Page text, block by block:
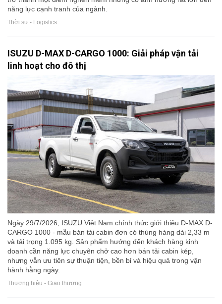
năng lực cạnh tranh của ngành.
Thời sự - Logistics
ISUZU D-MAX D-CARGO 1000: Giải pháp vận tải
linh hoạt cho đô thị
Ngày 29/7/2026, ISUZU Việt Nam chính thức giới thiệu D-MAX D-
CARGO 1000 - mẫu bán tải cabin đơn có thùng hàng dài 2,33 m
và tải trọng 1.095 kg. Sản phẩm hướng đến khách hàng kinh
doanh cần năng lực chuyên chở cao hơn bán tải cabin kép,
nhưng vẫn ưu tiên sự thuận tiện, bền bỉ và hiệu quả trong vận
hành hằng ngày.
Thương hiệu - Giao thương